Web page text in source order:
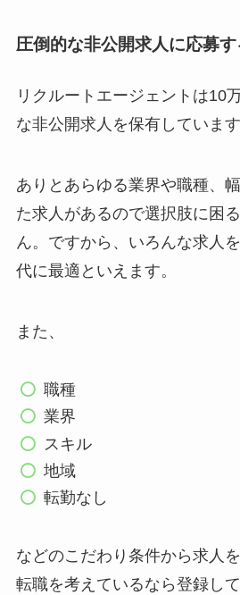
圧倒的な非公開求人に応募す
リクルートエージェントは10
な非公開求人を保有しています
ありとあらゆる業界や職種、
た求人があるので選択肢に困
ん。ですから、いろんな求人
代に最適といえます。
また、
職種
業界
スキル
地域
転勤なし
などのこだわり条件から求人
転職を考えているなら登録し